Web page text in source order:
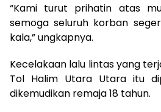
“Kami turut prihatin atas
semoga seluruh korban
kala,” ungkapnya.
Kecelakaan lalu lintas yang
Tol Halim Utara Utara itu
dikemudikan remaja 18 tahun.